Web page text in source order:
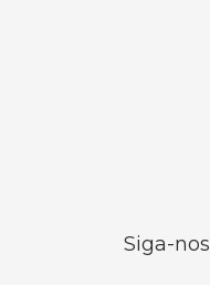
Siga-nos